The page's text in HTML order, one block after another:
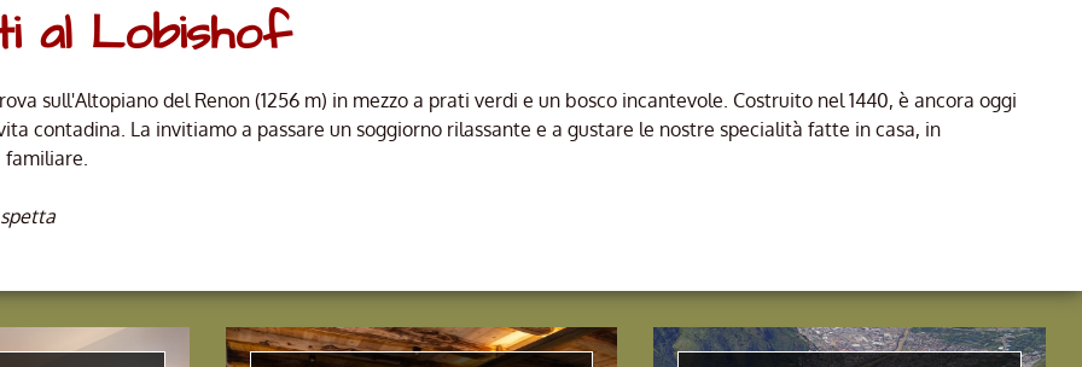
al Lobishof
sull'Altopiano del Renon (1256 m) in mezzo a prati verdi e un bosco incantevole. Costruito nel 1440, è ancora oggi
contadina. La invitiamo a passare un soggiorno rilassante e a gustare le nostre specialità fatte in casa, in
familiare.